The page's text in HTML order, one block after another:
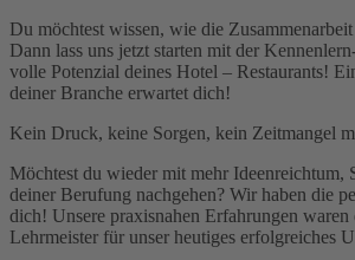
Du möchtest wissen, wie die
Dann lass uns jetzt starten mit der
volle Potenzial deines Hotel – Restaurants!
deiner Branche erwartet dich!
Kein Druck, keine Sorgen, kein Zeitmangel
Möchtest du wieder mit mehr Ideenreichtum,
deiner Berufung nachgehen? Wir haben die
dich! Unsere praxisnahen Erfahrungen waren
Lehrmeister für unser heutiges erfolgreiches